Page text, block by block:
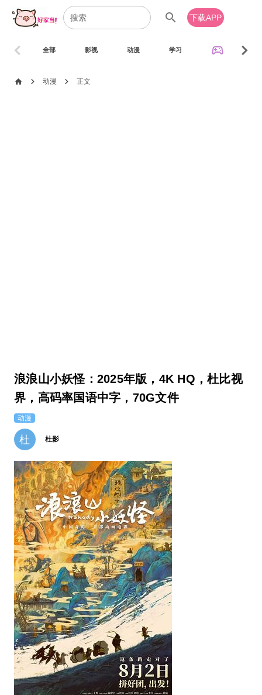
search 下载APP
全部 影视 动漫 学习 sports_esports
chevron_left chevron_right
home chevron_right 动漫 chevron_right 正文
浪浪山小妖怪：2025年版，4K HQ，杜比视
界，高码率国语中字，70G文件
动漫
杜 杜影